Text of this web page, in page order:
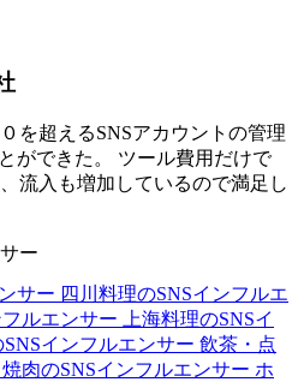
を超えるSNSアカウントの管理
ができた。 ツール費用だけで
流入も増加しているので満足し
ー
サー 四川料理のSNSインフルエ
ルエンサー
上海料理のSNSイ
インフルエンサー 飲茶・点
焼肉のSNSインフルエンサー ホ